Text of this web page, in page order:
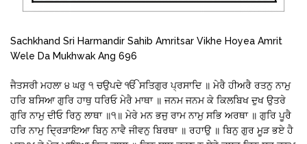
Sachkhand Sri Harmandir Sahib Amritsar Vikhe Hoyea Amrit
Wele Da Mukhwak Ang 696
ਜੈਤਸਰੀ ਮਹਲਾ ੪ ਘਰੁ ੧ ਚਉਪਦੇ ੴ ਸਤਿਗੁਰ ਪ੍ਰਸਾਦਿ ॥ ਮੇਰੈ ਹੀਅਰੈ ਰਤਨੁ ਨਾਮੁ
ਹਰਿ ਬਸਿਆ ਗੁਰਿ ਹਾਥੁ ਧਰਿਓ ਮੇਰੈ ਮਾਥਾ ॥ ਜਨਮ ਜਨਮ ਕੇ ਕਿਲਬਿਖ ਦੁਖ ਉਤਰੇ
ਗੁਰਿ ਨਾਮੁ ਦੀਓ ਰਿਨੁ ਲਾਥਾ ॥੧॥ ਮੇਰੇ ਮਨ ਭਜੁ ਰਾਮ ਨਾਮੁ ਸਭਿ ਅਰਥਾ ॥ ਗੁਰਿ ਪੂਰੈ
ਹਰਿ ਨਾਮੁ ਦ੍ਰਿੜਾਇਆ ਬਿਨੁ ਨਾਵੈ ਜੀਵਨੁ ਬਿਰਥਾ ॥ ਰਹਾਉ ॥ ਬਿਨੁ ਗੁਰ ਮੂੜ ਭਏ ਹੈ